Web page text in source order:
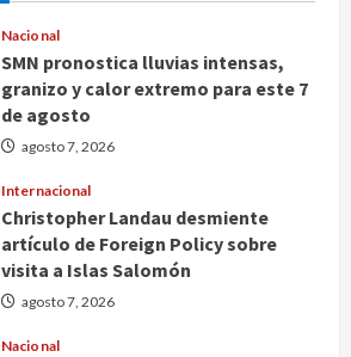
Nacional
SMN pronostica lluvias intensas,
granizo y calor extremo para este 7
de agosto
agosto 7, 2026
Internacional
Christopher Landau desmiente
artículo de Foreign Policy sobre
visita a Islas Salomón
agosto 7, 2026
Nacional